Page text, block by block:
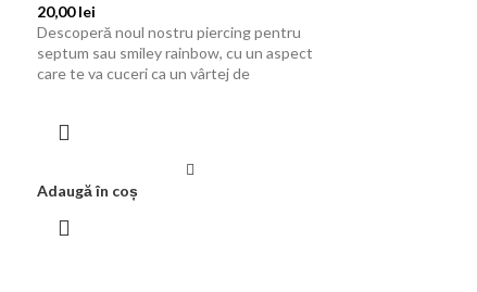
20,00lei
Descoperă noul nostru piercing pentru
septum sau smiley rainbow, cu un aspect
care te va cuceri ca un vârtej de
Adaugă în coș